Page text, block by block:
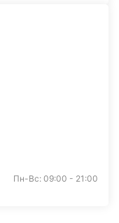
Пн-Вс: 09:00 - 21:00